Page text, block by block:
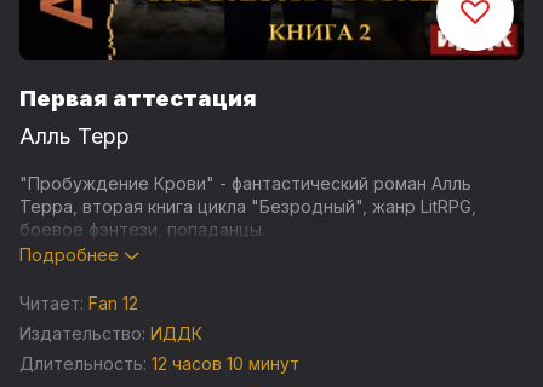
Первая аттестация
Алль Терр
"Пробуждение Крови" - фантастический роман Алль
Терра, вторая книга цикла "Безродный", жанр LitRPG,
боевое фэнтези, попаданцы.
через Форпост, официально – единственное поселение
людей на континенте. Только вот люди там собрались
такие, что не прижились ни в одном клане или были
изгнаны. И нравы царят соответствующие. Там правят
Подробнее
Читает: Fan 12
Издательство: ИДДК
Длительность: 12 часов 10 минут